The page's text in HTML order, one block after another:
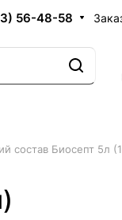
56-48-58
состав Биосепт 5л